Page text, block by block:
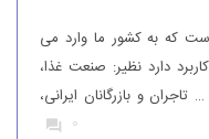
که به کشور ما وارد می
دارد نظیر: صنعت غذا،
و بازرگانان ایرانی،
ترکیه و چین وارد
0